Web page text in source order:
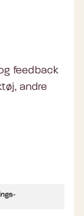
feedback
andre